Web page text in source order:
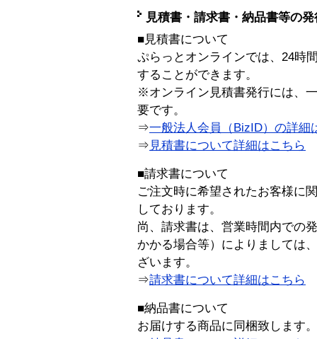
見積書・請求書・納品書等の
■見積書について
ぷらっとオンラインでは、24時
することができます。
※オンライン見積書発行には、
要です。
⇒一般法人会員（BizID）の詳細
⇒ 見積書について詳細はこちら
■請求書について
ご注文時に希望されたお客様に
しております。
尚、請求書は、営業時間内での
かかる場合等）によりましては
ざいます。
⇒請求書について詳細はこちら
■納品書について
お届けする商品に同梱致します。